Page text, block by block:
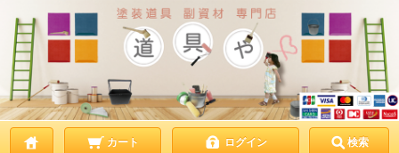
カート ログイン 検索